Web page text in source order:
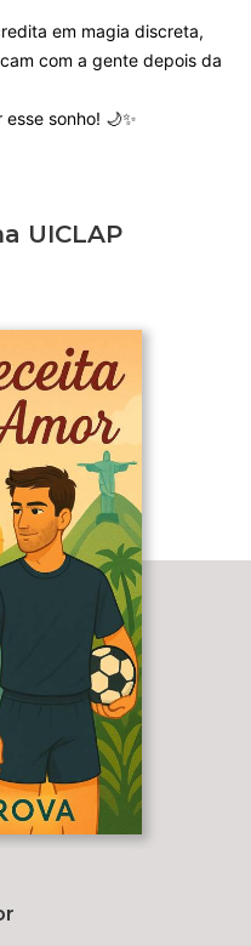
em magia discreta,
com a gente depois da
sonho! 🌙✨
UICLAP